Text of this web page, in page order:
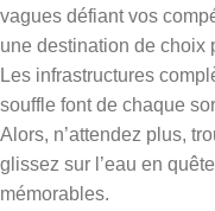
vagues défiant vos
une destination de choix
Les infrastructures
souffle font de chaque
Alors, n’attendez plus,
glissez sur l’eau en
mémorables.